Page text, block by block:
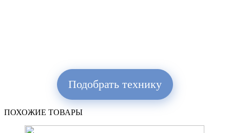
Подобрать технику
ПОХОЖИЕ ТОВАРЫ